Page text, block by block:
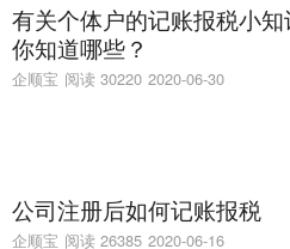
有关个体户的记账报税小知
你知道哪些？
企顺宝 阅读 30220 2020-06-30
公司注册后如何记账报税
企顺宝 阅读 26385 2020-06-16